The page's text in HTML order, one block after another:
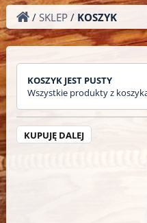
/ SKLEP/ KOSZYK
KOSZYK JEST PUSTY
Wszystkie produkty z
KUPUJĘ DALEJ